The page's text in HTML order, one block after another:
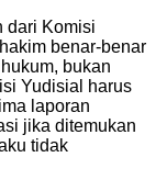
dari Komisi
benar-benar
bukan
Yudisial harus
laporan
jika ditemukan
tidak